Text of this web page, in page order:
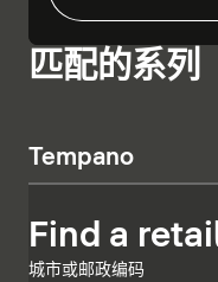
匹配的系列
Tempano
Find a
城市或邮政编码